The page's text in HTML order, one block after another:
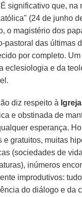
significativo que, na
(24 de junho
o magistério dos
pastoral das últimas
por completo.
eclesiologia e da
diz respeito à Igreja
e obstinada de
esperança.
e gratuitos, muitas
(sociedades de
inúmeros
improdutivos:
do diálogo e da